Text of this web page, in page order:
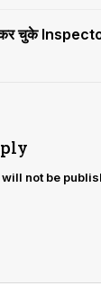
चुके
not be